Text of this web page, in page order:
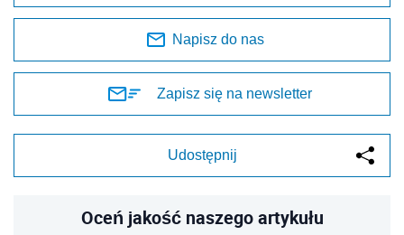
Napisz do nas
Zapisz się na newsletter
Udostępnij
Oceń jakość naszego artykułu